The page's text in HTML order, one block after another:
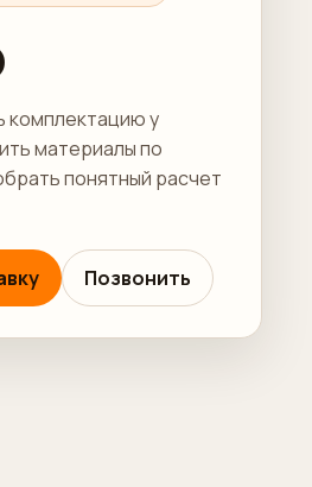
у
материалы по
понятный расчет
Позвонить